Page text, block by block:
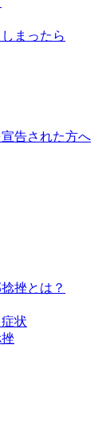
まったら
告された方へ
挫とは？
状